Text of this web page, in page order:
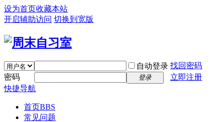
设为首页收藏本站
开启辅助访问 切换到宽版
自动登录 找回密码
密码
登录
立即注册
快捷导航
首页BBS
常见问题